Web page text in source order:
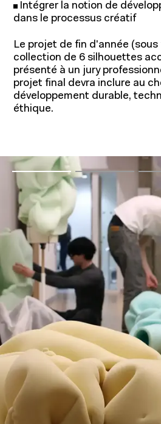
Recherche
Chaires
Expertise
Intégrer la notion de
dans le processus créatif
Le projet de fin d'année (sous
collection de 6 silhouettes
présenté à un jury
projet final devra inclure au
développement durable,
éthique.